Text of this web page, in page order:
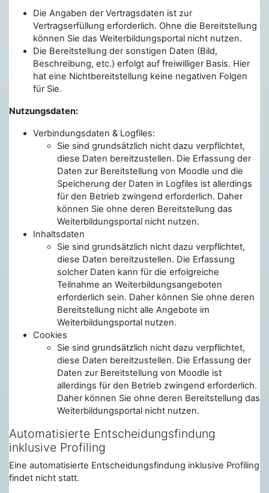
Die Angaben der Vertragsdaten ist zur
Vertragserfüllung erforderlich. Ohne die Bereitstellung
können Sie das Weiterbildungsportal nicht nutzen.
Die Bereitstellung der sonstigen Daten (Bild,
Beschreibung, etc.) erfolgt auf freiwilliger Basis. Hier
hat eine Nichtbereitstellung keine negativen Folgen
für Sie.
Nutzungsdaten:
Verbindungsdaten & Logfiles:
Sie sind grundsätzlich nicht dazu verpflichtet,
diese Daten bereitzustellen. Die Erfassung der
Daten zur Bereitstellung von Moodle und die
Speicherung der Daten in Logfiles ist allerdings
für den Betrieb zwingend erforderlich. Daher
können Sie ohne deren Bereitstellung das
Weiterbildungsportal nicht nutzen.
Inhaltsdaten
Sie sind grundsätzlich nicht dazu verpflichtet,
diese Daten bereitzustellen. Die Erfassung
solcher Daten kann für die erfolgreiche
Teilnahme an Weiterbildungsangeboten
erforderlich sein. Daher können Sie ohne deren
Bereitstellung nicht alle Angebote im
Weiterbildungsportal nutzen.
Cookies
Sie sind grundsätzlich nicht dazu verpflichtet,
diese Daten bereitzustellen. Die Erfassung der
Daten zur Bereitstellung von Moodle ist
allerdings für den Betrieb zwingend erforderlich.
Daher können Sie ohne deren Bereitstellung das
Weiterbildungsportal nicht nutzen.
Automatisierte Entscheidungsfindung
inklusive Profiling
Eine automatisierte Entscheidungsfindung inklusive Profiling
findet nicht statt.